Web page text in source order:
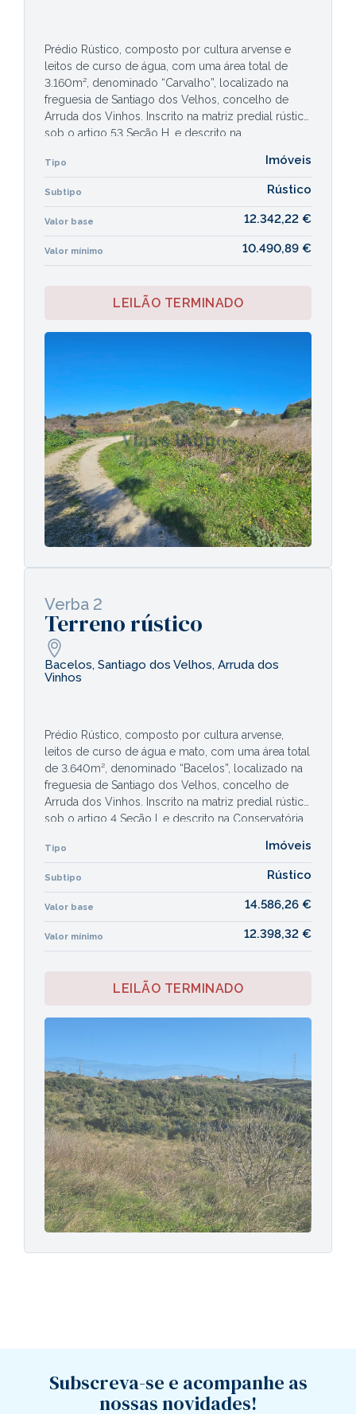
Prédio Rústico, composto por cultura arvense e
leitos de curso de água, com uma área total de
3.160m², denominado “Carvalho”, localizado na
freguesia de Santiago dos Velhos, concelho de
Arruda dos Vinhos. Inscrito na matriz predial rústica
sob o artigo 53 Seção H, e descrito na
Vinhos sob o nº 851 da freguesia de Santiago dos
Tipo Imóveis
Subtipo Rústico
Valor base 12.342,22 €
Valor mínimo 10.490,89 €
LEILÃO TERMINADO
Verba 2
Terreno rústico
Bacelos, Santiago dos Velhos, Arruda dos
Vinhos
Prédio Rústico, composto por cultura arvense,
leitos de curso de água e mato, com uma área total
de 3.640m², denominado “Bacelos”, localizado na
freguesia de Santiago dos Velhos, concelho de
Arruda dos Vinhos. Inscrito na matriz predial rústica
sob o artigo 4 Seção I, e descrito na Conservatória
854 da freguesia de Santiago dos Velhos.
Tipo Imóveis
Subtipo Rústico
Valor base 14.586,26 €
Valor mínimo 12.398,32 €
LEILÃO TERMINADO
Subscreva-se e acompanhe as
nossas novidades!